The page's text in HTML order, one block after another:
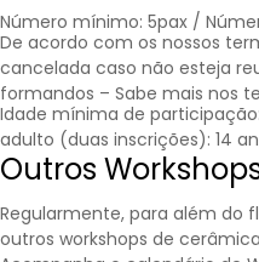
Número mínimo: 5pax /
De acordo com os nossos
cancelada caso não esteja
formandos – Sabe mais nos
Idade mínima de
adulto (duas inscrições): 14
Outros
Regularmente, para além do
outros workshops de